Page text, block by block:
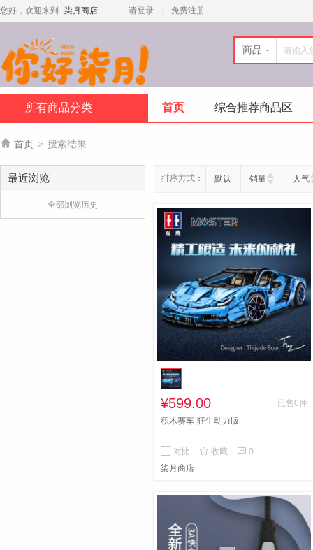
您好，欢迎来到 柒月商店 请登录 免费注册
商品
所有商品分类 首页 综合推荐商品区
 首页 > 搜索结果
最近浏览
全部浏览历史
排序方式： 默认 销量 人气
¥599.00
已售0件
积木赛车-狂牛动力版
对比  收藏  0
柒月商店